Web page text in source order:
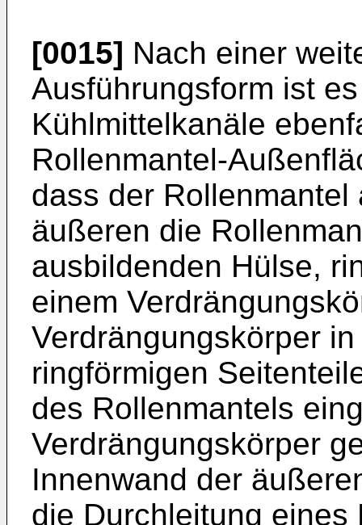
[0015] Nach einer
Ausführungsform ist
Kühlmittelkanäle
Rollenmantel-
dass der
äußeren die
ausbildenden Hülse,
einem
Verdrängungskörper
ringförmigen
des Rollenmantels
Verdrängungskörper
Innenwand der
die Durchleitung